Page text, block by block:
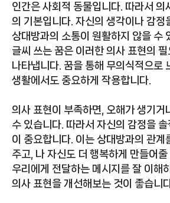
인간은 사회적 동물입니다. 따라서 의
의 기본입니다. 자신의 생각이나 감정
상대방과의 소통이 원활하지 않을 수
글씨 쓰는 꿈은 이러한 의사 표현의
나타냅니다. 꿈을 통해 무의식적으로
생활에서도 중요하게 작용합니다.
의사 표현이 부족하면, 오해가 생기거
수 있습니다. 따라서 자신의 감정을
이 중요합니다. 이는 상대방과의 관계
주고, 나 자신도 더 행복하게 만들어줄
우리에게 전달하는 메시지를 잘 이해
의사 표현을 개선해보는 것이 좋습니